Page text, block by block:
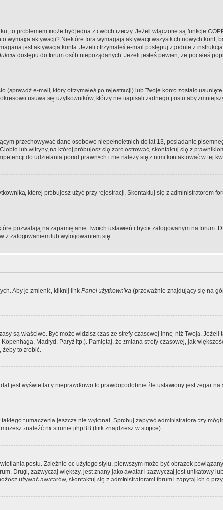
to problemem może być jedna z dwóch rzeczy. Jeżeli włączone są funkcje
wymaga aktywacji? Niektóre fora wymagają aktywacji wszystkich nowych kont,
jest aktywacja konta. Jeżeli otrzymałeś e-mail postępuj zgodnie z
dostępu do forum osób niepożądanych. Jeżeli jesteś pewien, że podałeś
(sprawdź e-mail, który otrzymałeś po rejestracji) lub Twoje konto zostało
usuwa się użytkowników, którzy nie napisali żadnego postu aby
przechowywać dane osobowe niepełnoletnich do lat 13, posiadanie
lub witryny, na której próbujesz się zarejestrować, skontaktuj się z
do udzielania porad prawnych i nie należy się z nimi kontaktować w tej
której próbujesz użyć przy rejestracji. Skontaktuj się z administratorem
pozwalają na zapamiętanie Twoich ustawień i bycie zalogowanym na forum.
z zalogowaniem lub wylogowaniem się.
Aby je zmienić, kliknij link Panel użytkownika (przeważnie znajdujący się na
są właściwe. Być może widzisz czas ze strefy czasowej innej niż Twoja.
Madryd, Paryż itp.). Pamiętaj, że zmiana strefy czasowej, jak
żeby to zrobić.
jest wyświetlany nieprawdłowo to prawdopodobnie źle ustawiony jest zegar
tłumaczenia jeszcze nie wykonał. Spróbuj zapytać administratora czy
znaleźć na stronie phpBB (link znajdziesz w stopce).
postu. Zależnie od użytego stylu, pierwszym może być obrazek
Drugi, zazwyczaj większy, jest znany jako awatar i zazwyczaj jest unikatowy
używać awatarów, skontaktuj się z administratorami forum i zapytaj ich o